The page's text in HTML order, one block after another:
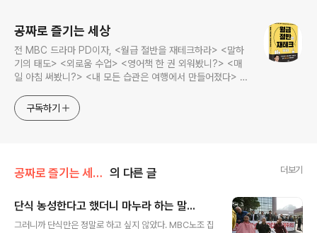
공짜로 즐기는 세상
전 MBC 드라마 PD이자, <월급 절반을 재테크하라> <말하
기의 태도> <외로움 수업> <영어책 한 권 외워봤니?> <매
일 아침 써봤니?> <내 모든 습관은 여행에서 만들어졌다> <
로그입니다.
구독하기
공짜로 즐기는 세상/2017 MBC 파업일지 의 다른 글 더보기
단식 농성한다고 했더니 마누라 하는 말...
그러니까 단식만은 정말로 하고 싶지 않았다. MBC노조 집